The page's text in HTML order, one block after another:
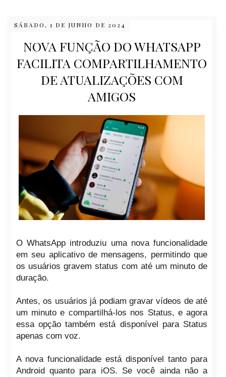
SÁBADO, 1 DE JUNHO DE 2024
NOVA FUNÇÃO DO WHATSAPP
FACILITA COMPARTILHAMENTO
DE ATUALIZAÇÕES COM
AMIGOS
O WhatsApp introduziu uma nova funcionalidade
em seu aplicativo de mensagens, permitindo que
os usuários gravem status com até um minuto de
duração.
Antes, os usuários já podiam gravar vídeos de até
um minuto e compartilhá-los nos Status, e agora
essa opção também está disponível para Status
apenas com voz.
A nova funcionalidade está disponível tanto para
Android quanto para iOS. Se você ainda não a